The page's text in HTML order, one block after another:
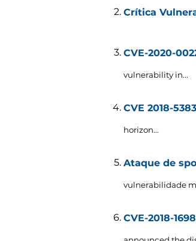
Crítica
CVE-2020-
vulnerability in...
CVE 2018-
horizon...
Ataque de
vulnerabilidade
CVE-2018-